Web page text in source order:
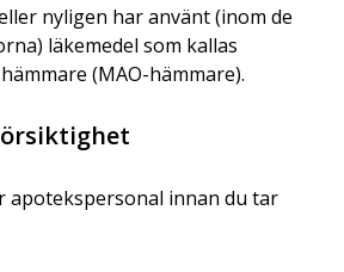
nyligen har använt (inom de
läkemedel som kallas
(MAO-hämmare).
apotekspersonal innan du tar